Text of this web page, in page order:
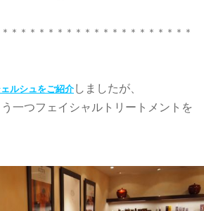
＊＊＊＊＊＊＊＊＊＊＊＊＊＊＊＊＊＊＊＊
ルシュをご紹介 しましたが、
一つフェイシャルトリートメントを